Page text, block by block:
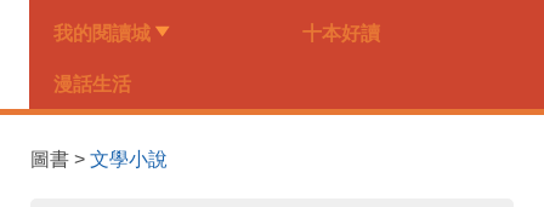
我的閱讀城 十本好讀
漫話生活
圖書 > 文學小說